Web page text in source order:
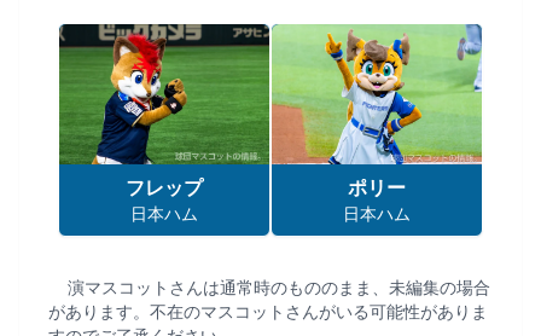
フレップ
日本ハム
ポリー
日本ハム
演マスコットさんは通常時のもののまま、未編集の場合
があります。不在のマスコットさんがいる可能性がありま